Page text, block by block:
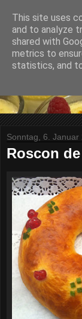
Sonntag, 6. Januar
Roscon
This site uses
and to analyze
shared with
metrics to
statistics, and